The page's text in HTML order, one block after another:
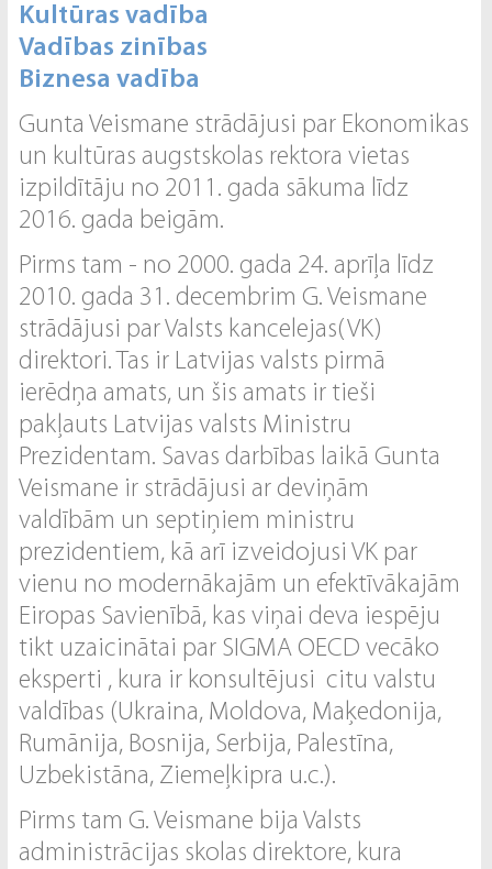
Kultūras vadība
Vadības zinības
Biznesa vadība
Gunta Veismane strādājusi par Ekonomikas
un kultūras augstskolas rektora vietas
izpildītāju no 2011. gada sākuma līdz
2016. gada beigām.
Pirms tam - no 2000. gada 24. aprīļa līdz
2010. gada 31. decembrim G. Veismane
strādājusi par Valsts kancelejas(VK)
direktori. Tas ir Latvijas valsts pirmā
ierēdņa amats, un šis amats ir tieši
pakļauts Latvijas valsts Ministru
Prezidentam. Savas darbības laikā Gunta
Veismane ir strādājusi ar deviņām
valdībām un septiņiem ministru
prezidentiem, kā arī izveidojusi VK par
vienu no modernākajām un efektīvākajām
Eiropas Savienībā, kas viņai deva iespēju
tikt uzaicinātai par SIGMA OECD vecāko
eksperti , kura ir konsultējusi citu valstu
valdības (Ukraina, Moldova, Maķedonija,
Rumānija, Bosnija, Serbija, Palestīna,
Uzbekistāna, Ziemeļkipra u.c.).
Pirms tam G. Veismane bija Valsts
administrācijas skolas direktore, kura